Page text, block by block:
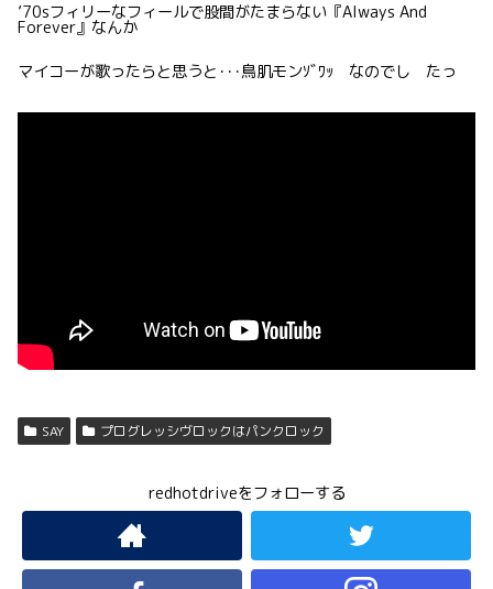
’70sフィリーなフィールで股間がたまらない『Always And
Forever』なんか
マイコーが歌ったらと思うと･･･鳥肌モンｿﾞﾜｯ なのでし たっ
SAY プログレッシヴロックはパンクロック
redhotdriveをフォローする